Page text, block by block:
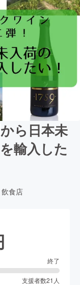
ら日本未
輸入した
食店
終了
支援者数21 人